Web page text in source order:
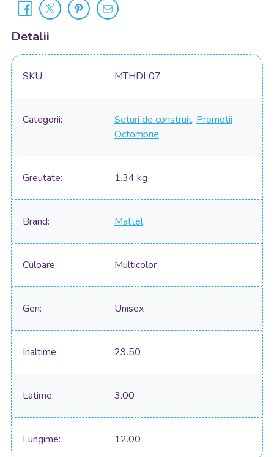
Detalii
SKU MTHDL07
Categorii Seturi de construit, Promotii
Octombrie
Greutate 1.34 kg
Brand Mattel
Culoare Multicolor
Gen Unisex
Inaltime 29.50
Latime 3.00
Lungime 12.00